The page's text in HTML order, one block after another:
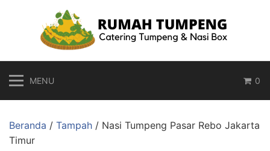
MENU 0
Beranda / Tampah / Nasi Tumpeng Pasar Rebo Jakarta
Timur